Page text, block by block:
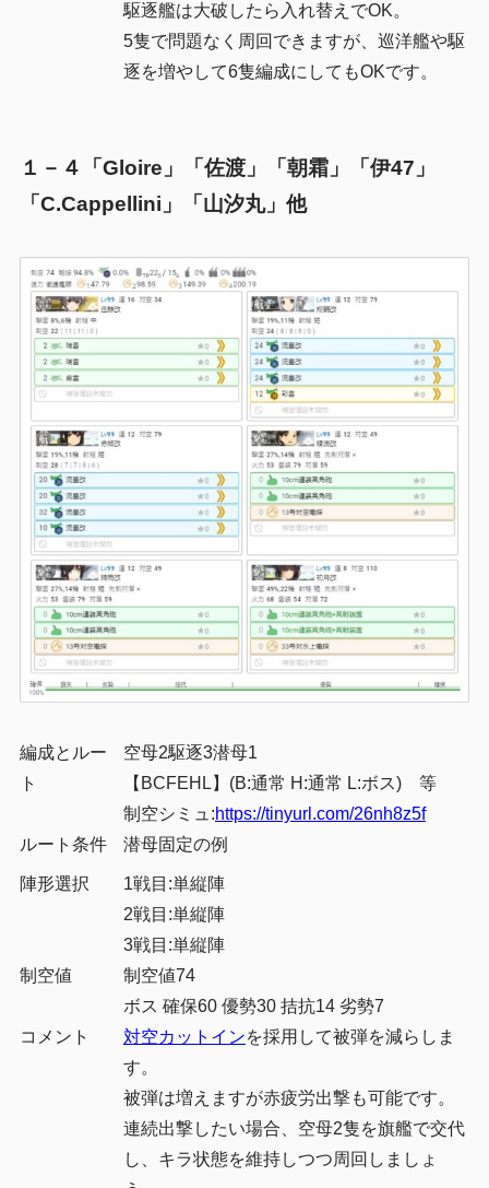
駆逐艦は大破したら入れ替えでOK。
5隻で問題なく周回できますが、巡洋艦や駆
逐を増やして6隻編成にしてもOKです。
１－４「Gloire」「佐渡」「朝霜」「伊47」
「C.Cappellini」「山汐丸」他
編成とルー
ト
空母2駆逐3潜母1
【BCFEHL】(B:通常 H:通常 L:ボス) 等
制空シミュ:https://tinyurl.com/26nh8z5f
ルート条件
潜母固定の例
陣形選択
1戦目:単縦陣
2戦目:単縦陣
3戦目:単縦陣
制空値
制空値74
ボス 確保60 優勢30 拮抗14 劣勢7
コメント
対空カットインを採用して被弾を減らしま
す。
被弾は増えますが赤疲労出撃も可能です。
連続出撃したい場合、空母2隻を旗艦で交代
し、キラ状態を維持しつつ周回しましょ